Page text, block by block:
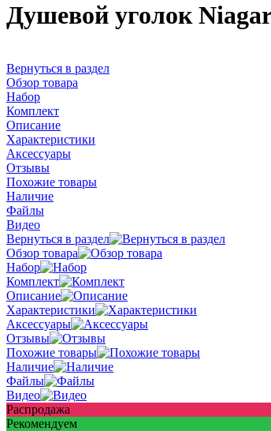
Душевой уголок
Вернуться в раздел
Обзор товара
Набор
Комплект
Описание
Характеристики
Аксессуары
Отзывы
Похожие товары
Наличие
Файлы
Видео
Вернуться в раздел
Обзор товара
Набор
Комплект
Описание
Характеристики
Аксессуары
Отзывы
Похожие товары
Наличие
Файлы
Видео
Распродажа
Рекомендуем